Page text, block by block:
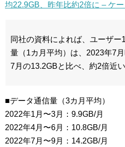
均22.9GB、昨年比約2倍に – ケ
同社の資料によれば、ユーザー
量（1カ月平均）は、2023年7
7月の13.2GBと比べ、約2倍近
■データ通信量（3カ月平均）
2022年1月〜3月：9.9GB/月
2022年4月〜6月：10.8GB/月
2022年7月〜9月：14.2GB/月